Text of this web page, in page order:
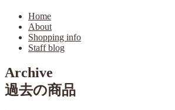
Home
About
Shopping info
Staff blog
Archive
過去の商品